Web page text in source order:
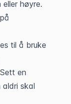
høyre.
til å bruke
Sett en
aldri skal